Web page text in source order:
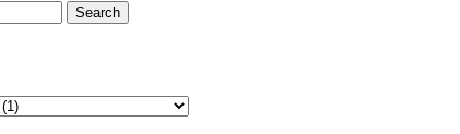
Search